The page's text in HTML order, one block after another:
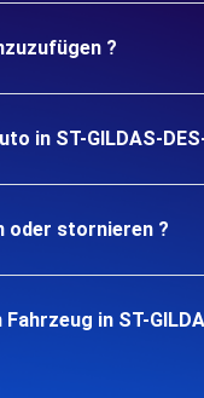
?
in ST-GILDAS-
oder stornieren ?
in ST-